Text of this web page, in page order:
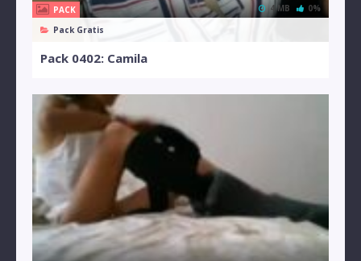
PACK
Pack Gratis
4 MB 0%
Pack 0402: Camila